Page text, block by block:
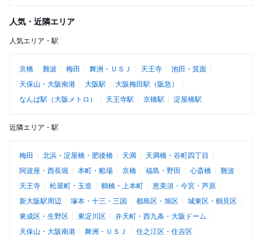
人気・近隣エリア
人気エリア・駅
京橋 難波 梅田 舞洲・ＵＳＪ 天王寺
池田・箕面
天保山・大阪南港
大阪駅
大阪梅田駅（阪急）
なんば駅（大阪メトロ）
天王寺駅 京橋駅 淀屋橋駅
近隣エリア・駅
梅田 北浜・淀屋橋・肥後橋 天満
天満橋・谷町四丁目
阿波座・西長堀
本町・船場 京橋 福島・野田 心斎橋
難波
天王寺
松屋町・玉造 鶴橋・上本町
恵美須・今宮・芦原
新大阪駅周辺
塚本・十三・三国 都島区・旭区
城東区・鶴見区
東成区・生野区
東淀川区
弁天町・西九条・大阪ドーム
天保山・大阪南港
舞洲・ＵＳＪ
住之江区・住吉区